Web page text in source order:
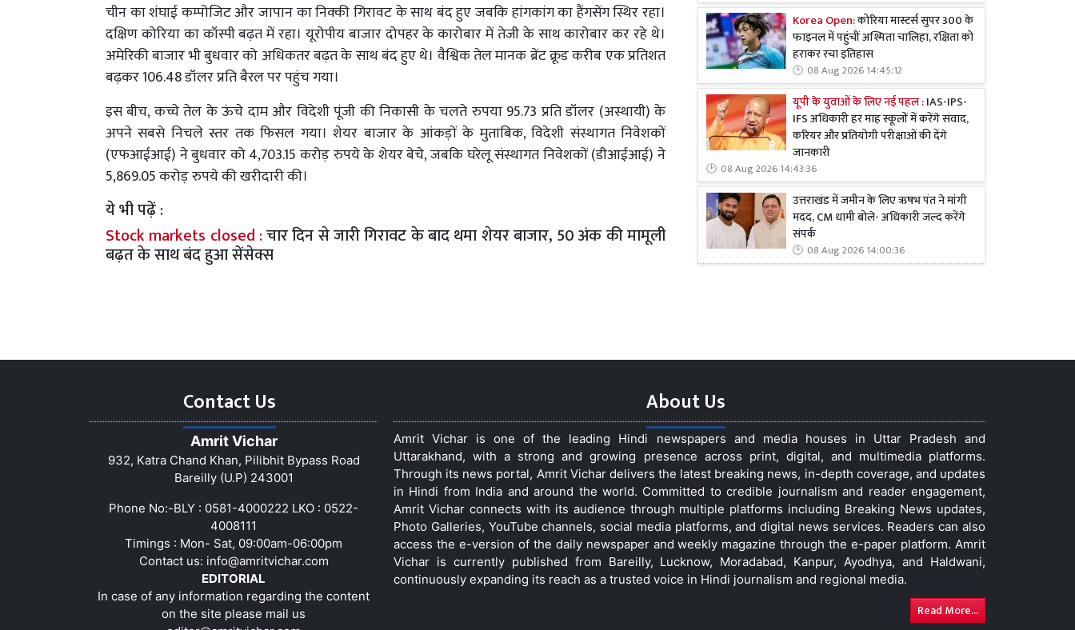
चीन का शंघाई कम्पोजिट और जापान का निक्की गिरावट के साथ बंद हुए जबकि हांगकांग का हैंगसेंग स्थिर रहा।
दक्षिण कोरिया का कॉस्पी बढ़त में रहा। यूरोपीय बाजार दोपहर के कारोबार में तेजी के साथ कारोबार कर रहे थे।
अमेरिकी बाजार भी बुधवार को अधिकतर बढ़त के साथ बंद हुए थे। वैश्विक तेल मानक ब्रेंट क्रूड करीब एक प्रतिशत
बढ़कर 106.48 डॉलर प्रति बैरल पर पहुंच गया।
इस बीच, कच्चे तेल के ऊंचे दाम और विदेशी पूंजी की निकासी के चलते रुपया 95.73 प्रति डॉलर (अस्थायी) के
अपने सबसे निचले स्तर तक फिसल गया। शेयर बाजार के आंकड़ों के मुताबिक, विदेशी संस्थागत निवेशकों
(एफआईआई) ने बुधवार को 4,703.15 करोड़ रुपये के शेयर बेचे, जबकि घरेलू संस्थागत निवेशकों (डीआईआई) ने
5,869.05 करोड़ रुपये की खरीदारी की।
ये भी पढ़ें :
Stock markets closed :चार दिन से जारी गिरावट के बाद थमा शेयर बाजार, 50 अंक की मामूली
बढ़त के साथ बंद हुआ सेंसेक्स
Korea Open:कोरिया मास्टर्स सुपर 300 के
फाइनल में पहुंचीं अश्मिता चालिहा, रक्षिता को
हराकर रचा इतिहास
08 Aug 2026 14:45:12
यूपी के युवाओं के लिए नई पहल :IAS-IPS-
IFS अधिकारी हर माह स्कूलों में करेंगे संवाद,
करियर और प्रतियोगी परीक्षाओं की देंगे
जानकारी
08 Aug 2026 14:43:36
उत्तराखंड में जमीन के लिए ऋषभ पंत ने मांगी
मदद, CM धामी बोले- अधिकारी जल्द करेंगे
संपर्क
08 Aug 2026 14:00:36
Contact Us
Amrit Vichar
932, Katra Chand Khan, Pilibhit Bypass Road
Bareilly (U.P) 243001
Phone No:-BLY : 0581-4000222 LKO : 0522-
4008111
Timings : Mon- Sat, 09:00am-06:00pm
Contact us: info@amritvichar.com
EDITORIAL
In case of any information regarding the content
on the site please mail us
About Us
Amrit Vichar is one of the leading Hindi newspapers and media houses in Uttar Pradesh and
Uttarakhand, with a strong and growing presence across print, digital, and multimedia platforms.
Through its news portal, Amrit Vichar delivers the latest breaking news, in-depth coverage, and updates
in Hindi from India and around the world. Committed to credible journalism and reader engagement,
Amrit Vichar connects with its audience through multiple platforms including Breaking News updates,
Photo Galleries, YouTube channels, social media platforms, and digital news services. Readers can also
access the e-version of the daily newspaper and weekly magazine through the e-paper platform. Amrit
Vichar is currently published from Bareilly, Lucknow, Moradabad, Kanpur, Ayodhya, and Haldwani,
continuously expanding its reach as a trusted voice in Hindi journalism and regional media.
Read More...